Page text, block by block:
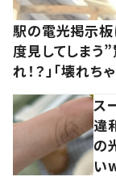
駅の電光掲示
度見してしまう
れ！？」「壊れち
ス
違
の
い